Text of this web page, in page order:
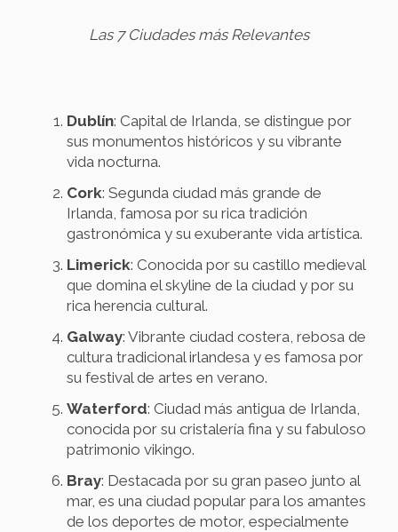
Las 7 Ciudades más Relevantes
Dublín: Capital de Irlanda, se distingue por
sus monumentos históricos y su vibrante
vida nocturna.
Cork: Segunda ciudad más grande de
Irlanda, famosa por su rica tradición
gastronómica y su exuberante vida artística.
Limerick: Conocida por su castillo medieval
que domina el skyline de la ciudad y por su
rica herencia cultural.
Galway: Vibrante ciudad costera, rebosa de
cultura tradicional irlandesa y es famosa por
su festival de artes en verano.
Waterford: Ciudad más antigua de Irlanda,
conocida por su cristalería fina y su fabuloso
patrimonio vikingo.
Bray: Destacada por su gran paseo junto al
mar, es una ciudad popular para los amantes
de los deportes de motor, especialmente